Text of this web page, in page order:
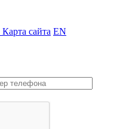
Карта сайта EN